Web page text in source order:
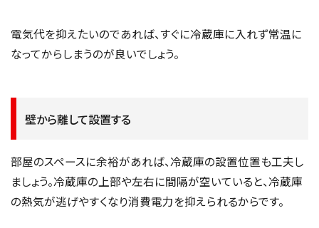
電気代を抑えたいのであれば、すぐに冷蔵庫に入れず常温に
なってからしまうのが良いでしょう。
壁から離して設置する
部屋のスペースに余裕があれば、冷蔵庫の設置位置も工夫し
ましょう。冷蔵庫の上部や左右に間隔が空いていると、冷蔵庫
の熱気が逃げやすくなり消費電力を抑えられるからです。